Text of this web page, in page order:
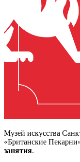
Музей искусства
«Британские
занятия.